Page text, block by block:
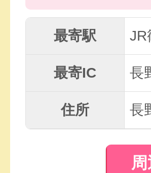
最寄駅 JR
最寄IC 長
住所 長